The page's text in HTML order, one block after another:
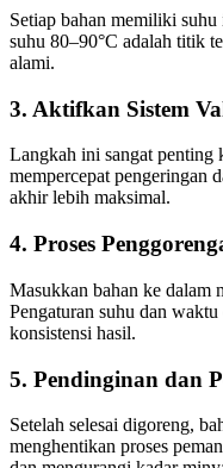
Setiap bahan memiliki
suhu 80–90°C adalah titik
alami.
3. Aktifkan Sistem
Langkah ini sangat penting
mempercepat pengeringan
akhir lebih maksimal.
4. Proses
Masukkan bahan ke dalam
Pengaturan suhu dan
konsistensi hasil.
5. Pendinginan dan
Setelah selesai digoreng,
menghentikan proses